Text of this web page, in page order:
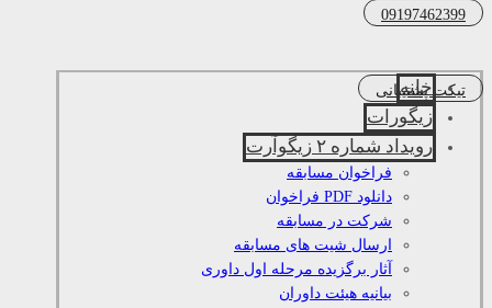
09197462399
تیکت پشتیبانی
خانه
زیگورات
رویداد شماره ۲ زیگوآرت
فراخوان مسابقه
دانلود PDF فراخوان
شرکت در مسابقه
ارسال شیت های مسابقه
آثار برگزیده مرحله اول داوری
بیانیه هیئت داوران